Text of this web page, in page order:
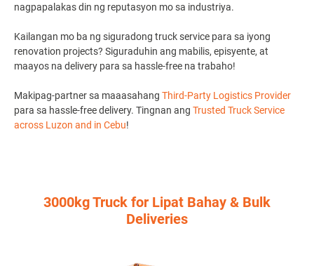
nagpapalakas din ng reputasyon mo sa industriya.
Kailangan mo ba ng siguradong truck service para sa iyong
renovation projects? Siguraduhin ang mabilis, episyente, at
maayos na delivery para sa hassle-free na trabaho!
Makipag-partner sa maaasahang Third-Party Logistics Provider
para sa hassle-free delivery. Tingnan ang Trusted Truck Service
across Luzon and in Cebu!
3000kg Truck for Lipat Bahay & Bulk
Deliveries